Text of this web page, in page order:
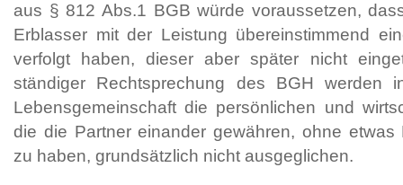
aus § 812 Abs.1 BGB würde voraussetzen,
Erblasser mit der Leistung übereinstimmend
verfolgt haben, dieser aber später nicht
ständiger Rechtsprechung des BGH werden
Lebensgemeinschaft die persönlichen und
die die Partner einander gewähren, ohne etwas
zu haben, grundsätzlich nicht ausgeglichen.